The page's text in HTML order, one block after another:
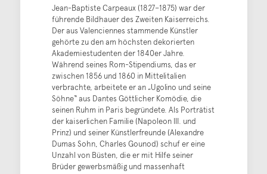
Jean-Baptiste Carpeaux (1827–1875) war der
führende Bildhauer des Zweiten Kaiserreichs.
Der aus Valenciennes stammende Künstler
gehörte zu den am höchsten dekorierten
Akademiestudenten der 1840er Jahre.
Während seines Rom-Stipendiums, das er
zwischen 1856 und 1860 in Mittelitalien
verbrachte, arbeitete er an „Ugolino und seine
Söhne“ aus Dantes Göttlicher Komödie, die
seinen Ruhm in Paris begründete. Als Porträtist
der kaiserlichen Familie (Napoleon III. und
Prinz) und seiner Künstlerfreunde (Alexandre
Dumas Sohn, Charles Gounod) schuf er eine
Unzahl von Büsten, die er mit Hilfe seiner
Brüder gewerbsmäßig und massenhaft